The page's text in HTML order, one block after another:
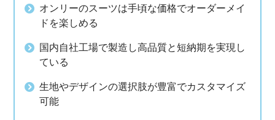
オンリーのスーツは手頃な価格でオーダーメイ
ドを楽しめる
国内自社工場で製造し高品質と短納期を実現し
ている
生地やデザインの選択肢が豊富でカスタマイズ
可能